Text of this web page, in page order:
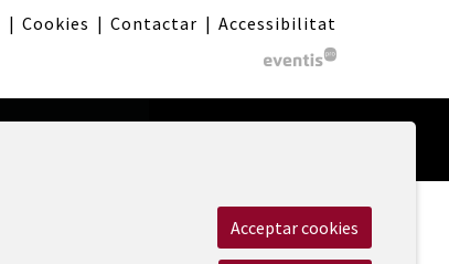
| Cookies | Contactar | Accessibilitat
Acceptar cookies